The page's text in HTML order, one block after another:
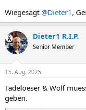
Wiegesagt @Dieter1 ,
Dieter1 R.I.P.
Senior Member
15. Aug. 2025
Tadeloeser & Wolf
geben.